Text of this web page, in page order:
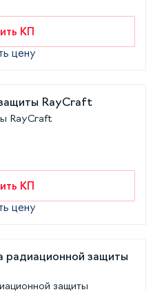
КП
цену
RayCraft
КП
цену
защиты